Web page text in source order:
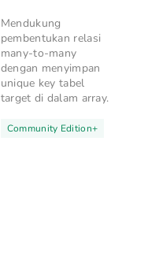
Mendukung
pembentukan relasi
many-to-many
dengan menyimpan
unique key tabel
target di dalam array.
Community Edition+